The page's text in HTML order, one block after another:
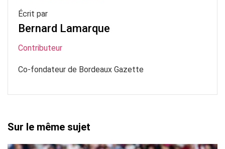
Écrit par
Bernard Lamarque
Contributeur
Co-fondateur de Bordeaux Gazette
Sur le même sujet